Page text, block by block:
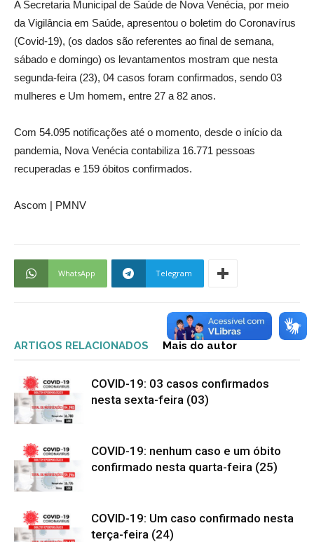
A Secretaria Municipal de Saúde de Nova Venécia, por meio
da Vigilância em Saúde, apresentou o boletim do Coronavírus
(Covid-19), (os dados são referentes ao final de semana,
sábado e domingo) os levantamentos mostram que nesta
segunda-feira (23), 04 casos foram confirmados, sendo 03
mulheres e Um homem, entre 27 a 82 anos.
Com 54.095 notificações até o momento, desde o início da
pandemia, Nova Venécia contabiliza 16.771 pessoas
recuperadas e 159 óbitos confirmados.
Ascom | PMNV
WhatsApp Telegram
ARTIGOS RELACIONADOS Mais do autor
COVID-19: 03 casos confirmados
nesta sexta-feira (03)
COVID-19: nenhum caso e um óbito
confirmado nesta quarta-feira (25)
COVID-19: Um caso confirmado nesta
terça-feira (24)